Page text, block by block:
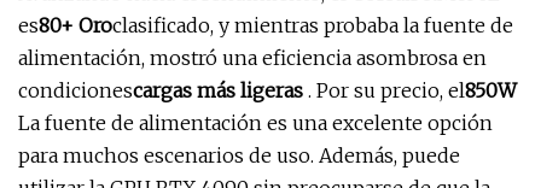
es80+ Oroclasificado, y mientras probaba la fuente de
alimentación, mostró una eficiencia asombrosa en
condicionescargas más ligeras . Por su precio, el850W
La fuente de alimentación es una excelente opción
para muchos escenarios de uso. Además, puede